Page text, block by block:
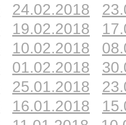
24.02.2018
19.02.2018
10.02.2018
01.02.2018
25.01.2018
16.01.2018